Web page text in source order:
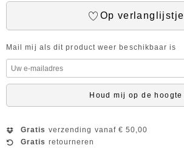
Op verlanglijstje
Mail mij als dit product weer beschikbaar is
Houd mij op de hoogte
Gratis verzending vanaf € 50,00
Gratis retourneren